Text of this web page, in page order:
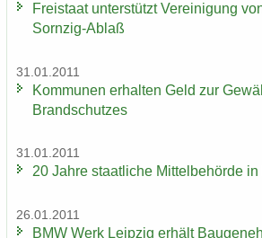
Frei­staat un­ter­stützt Ver­ei­ni­gung
Sornzig-​Ablaß
31.01.2011
Kom­mu­nen er­hal­ten Geld zur
Brand­schut­zes
31.01.2011
20 Jahre staat­li­che Mit­tel­be­hör­de in
26.01.2011
BMW Werk Leip­zig er­hält